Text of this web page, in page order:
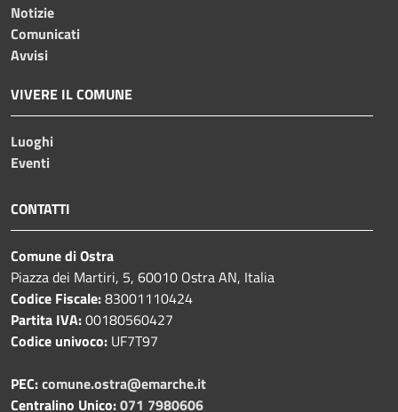
Notizie
Comunicati
Avvisi
VIVERE IL COMUNE
Luoghi
Eventi
CONTATTI
Comune di Ostra
Piazza dei Martiri, 5, 60010 Ostra AN, Italia
Codice Fiscale:83001110424
Partita IVA:00180560427
Codice univoco: UF7T97
PEC:comune.ostra@emarche.it
Centralino Unico:071 7980606